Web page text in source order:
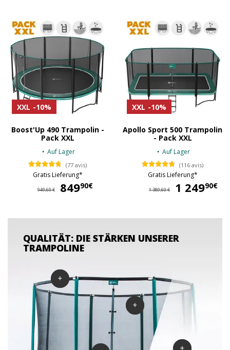
XXL -10%
Boost'Up 490 Trampolin -
Pack XXL
Auf Lager
(77 avis)
Gratis Lieferung*
949,60 € 84990€
XXL -10%
Apollo Sport 500 Trampolin
- Pack XXL
Auf Lager
(116 avis)
Gratis Lieferung*
1 389,60 € 1 24990€
QUALITÄT: DIE STÄRKEN UNSERER
TRAMPOLINE